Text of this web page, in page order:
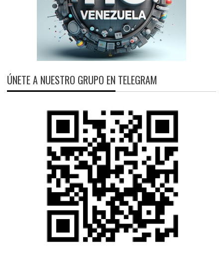
ÚNETE A NUESTRO GRUPO EN TELEGRAM